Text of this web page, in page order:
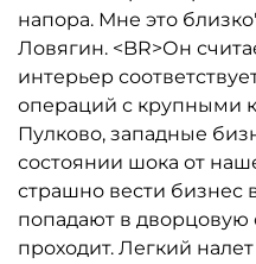
напора. Мне это
Ловягин. <BR>Он
интерьер
операций с крупными
Пулково, западные
состоянии шока от
страшно вести бизнес
попадают в дворцовую
проходит. Легкий